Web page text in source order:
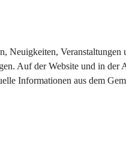
Neuigkeiten,
Auf der Website und in
Informationen aus dem